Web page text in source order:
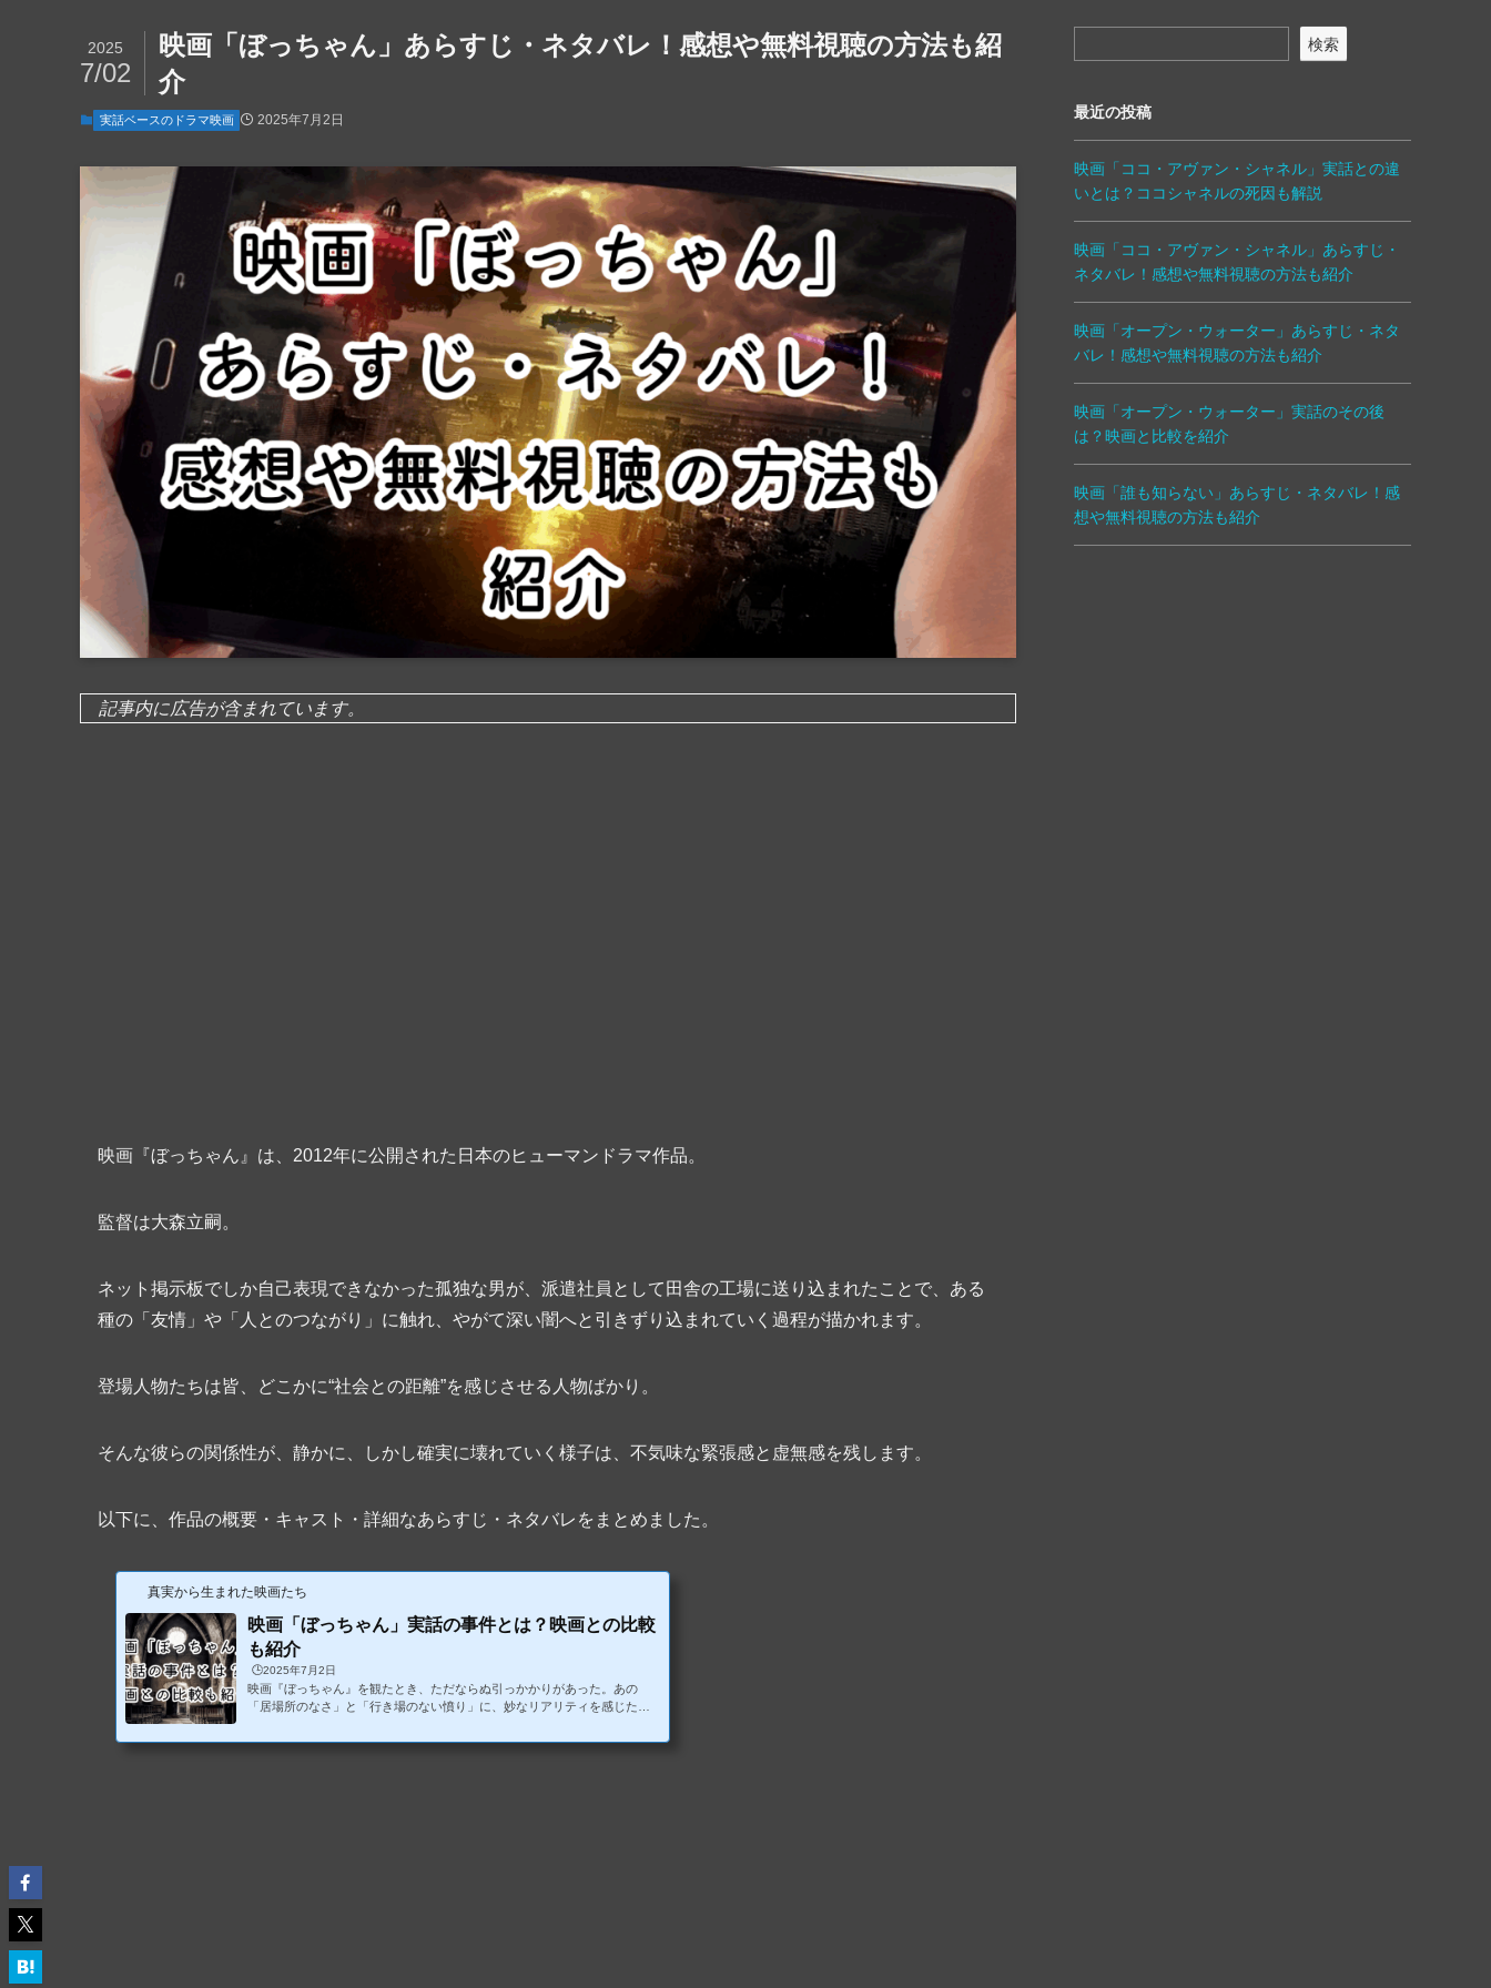
映画「ぼっちゃん」あらすじ・ネタバレ！感想や無料視聴の方法も紹
介
2025
7/02
実話ベースのドラマ映画 2025年7月2日
記事内に広告が含まれています。
映画『ぼっちゃん』は、2012年に公開された日本のヒューマンドラマ作品。
監督は大森立嗣。
ネット掲示板でしか自己表現できなかった孤独な男が、派遣社員として田舎の工場に送り込まれたことで、ある
種の「友情」や「人とのつながり」に触れ、やがて深い闇へと引きずり込まれていく過程が描かれます。
登場人物たちは皆、どこかに“社会との距離”を感じさせる人物ばかり。
そんな彼らの関係性が、静かに、しかし確実に壊れていく様子は、不気味な緊張感と虚無感を残します。
以下に、作品の概要・キャスト・詳細なあらすじ・ネタバレをまとめました。
真実から生まれた映画たち
映画「ぼっちゃん」実話の事件とは？映画との比較
も紹介
🕒️2025年7月2日
映画『ぼっちゃん』を観たとき、ただならぬ引っかかりがあった。あの
「居場所のなさ」と「行き場のない憤り」に、妙なリアリティを感じたか
の映画には“元ネタ”がある。しかもそれは、社会の片隅でひっそりと起き
検索
最近の投稿
映画「ココ・アヴァン・シャネル」実話との違
いとは？ココシャネルの死因も解説
映画「ココ・アヴァン・シャネル」あらすじ・
ネタバレ！感想や無料視聴の方法も紹介
映画「オープン・ウォーター」あらすじ・ネタ
バレ！感想や無料視聴の方法も紹介
映画「オープン・ウォーター」実話のその後
は？映画と比較を紹介
映画「誰も知らない」あらすじ・ネタバレ！感
想や無料視聴の方法も紹介